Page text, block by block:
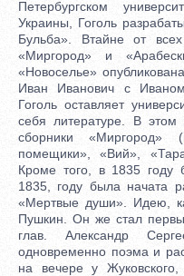
Петербургском
Украины, Гоголь
Бульба». Втайне от
«Миргород» и
«Новоселье»
Иван Иванович с
Гоголь оставляет
себя литературе. В
сборники «Миргород»
помещики», «Вий»,
Кроме того, в 1835 году
1835, году была начата
«Мертвые души». Идею,
Пушкин. Он же стал
глав. Александр
одновременно поэма и
на вечере у